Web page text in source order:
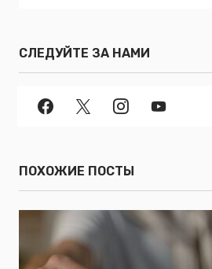
СЛЕДУЙТЕ ЗА НАМИ
ПОХОЖИЕ ПОСТЫ